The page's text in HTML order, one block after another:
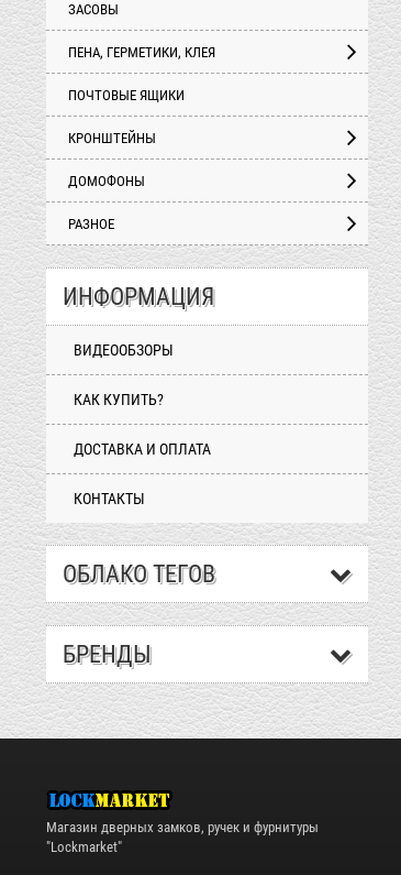
ЗАСОВЫ
ПЕНА, ГЕРМЕТИКИ, КЛЕЯ
ПОЧТОВЫЕ ЯЩИКИ
КРОНШТЕЙНЫ
ДОМОФОНЫ
РАЗНОЕ
ИНФОРМАЦИЯ
ВИДЕООБЗОРЫ
КАК КУПИТЬ?
ДОСТАВКА И ОПЛАТА
КОНТАКТЫ
ОБЛАКО ТЕГОВ
БРЕНДЫ
Магазин дверных замков, ручек и фурнитуры
"Lockmarket"